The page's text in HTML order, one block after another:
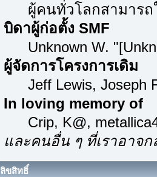
ผู้คนทั่วโลกสามารถ
บิดาผู้ก่อตั้ง SMF
Unknown W.
ผู้จัดการโครงการเดิม
Jeff Lewis, Joseph
In loving memory of
Crip, K@,
และคนอื่น ๆ ที่เราอาจ
ลิขสิทธิ์